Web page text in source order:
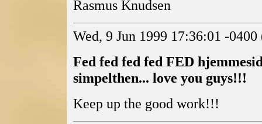
Rasmus Knudsen
Wed, 9 Jun 1999 17:36:01 -
Fed fed fed fed FED
simpelthen... love you guys!!!
Keep up the good work!!!